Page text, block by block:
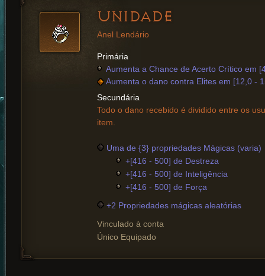
UNIDADE
Anel Lendário
Primária
Aumenta a Chance de Acerto Crítico em
Aumenta o dano contra Elites em [12,0 -
Secundária
Todo o dano recebido é dividido entre os
item.
Uma de {3} propriedades Mágicas (varia)
+[416 - 500] de Destreza
+[416 - 500] de Inteligência
+[416 - 500] de Força
+2 Propriedades mágicas aleatórias
Vinculado à conta
Único Equipado